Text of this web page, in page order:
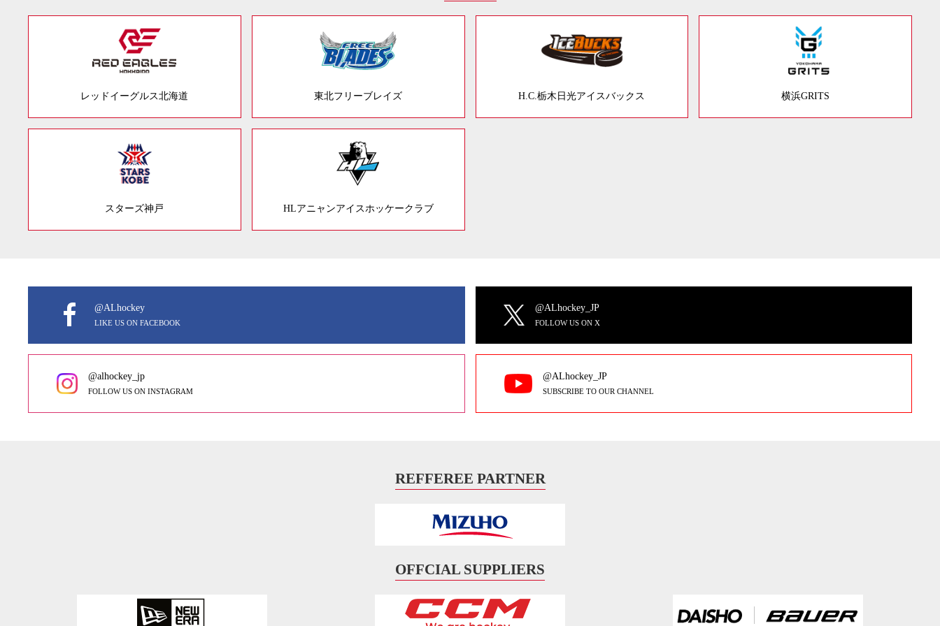
レッドイーグルス北海道 東北フリーブレイズ H.C.栃木日光アイスバックス 横浜GRITS
スターズ神戸 HLアニャンアイスホッケークラブ
@ALhockey
LIKE US ON FACEBOOK
@ALhockey_JP
FOLLOW US ON X
@alhockey_jp
FOLLOW US ON INSTAGRAM
@ALhockey_JP
SUBSCRIBE TO OUR CHANNEL
REFFEREE PARTNER
OFFCIAL SUPPLIERS